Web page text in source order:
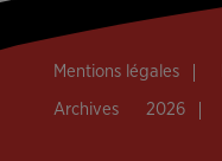
Mentions légales
Archives 2026